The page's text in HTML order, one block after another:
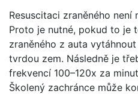
Resuscitaci zraněného
Proto je nutné, pokud to je
zraněného z auta
tvrdou zem. Následně je
frekvencí 100–120x za
Školený zachránce může